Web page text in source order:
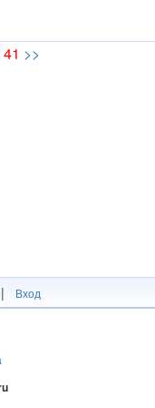
41 >>
| Вход